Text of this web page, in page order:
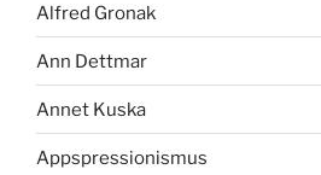
Alfred Gronak
Ann Dettmar
Annet Kuska
Appspressionismus